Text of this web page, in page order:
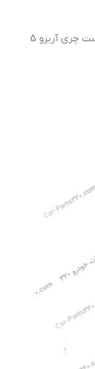
📦 معرفی محصول دستگیره داخلی بازکن درب عقب راست چری آریزو 5